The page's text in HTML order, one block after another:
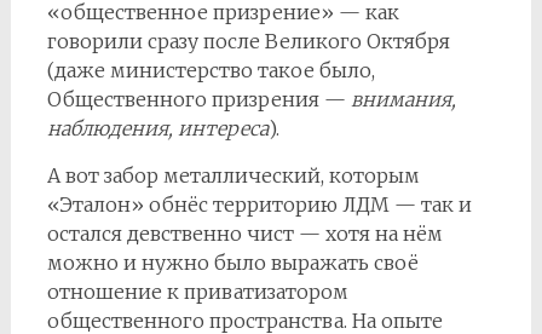
«общественное призрение» — как
говорили сразу после Великого Октября
(даже министерство такое было,
Общественного призрения — внимания,
наблюдения, интереса).
А вот забор металлический, которым
«Эталон» обнёс территорию ЛДМ — так и
остался девственно чист — хотя на нём
можно и нужно было выражать своё
отношение к приватизатором
общественного пространства. На опыте